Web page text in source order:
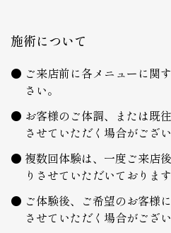
施術について
ご来店前に各メニューに関
さい。
お客様のご体調、または既
させていただく場合がござい
複数回体験は、一度ご来店
りさせていただいております
ご体験後、ご希望のお客様
させていただく場合がござい